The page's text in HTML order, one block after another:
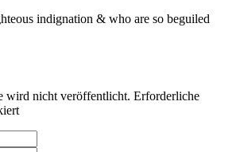
indignation & who are so beguiled
wird nicht veröffentlicht. Erforderliche